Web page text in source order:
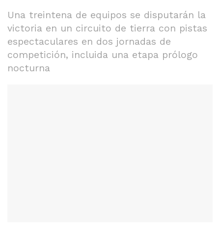
Una treintena de equipos se disputarán la
victoria en un circuito de tierra con pistas
espectaculares en dos jornadas de
competición, incluida una etapa prólogo
nocturna